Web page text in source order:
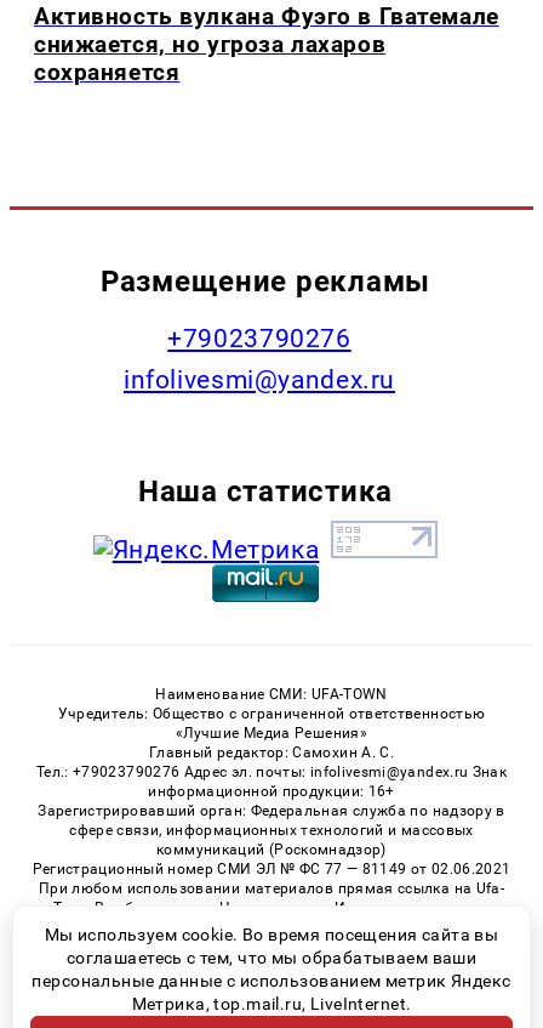
Активность вулкана Фуэго в Гватемале
снижается, но угроза лахаров
сохраняется
Размещение рекламы
+79023790276
infolivesmi@yandex.ru
Наша статистика
Наименование СМИ: UFA-TOWN
Учредитель: Общество с ограниченной ответственностью
«Лучшие Медиа Решения»
Главный редактор: Самохин А. С.
Тел.: +79023790276 Адрес эл. почты: infolivesmi@yandex.ru Знак
информационной продукции: 16+
Зарегистрировавший орган: Федеральная служба по надзору в
сфере связи, информационных технологий и массовых
коммуникаций (Роскомнадзор)
Регистрационный номер СМИ ЭЛ № ФС 77 — 81149 от 02.06.2021
При любом использовании материалов прямая ссылка на Ufa-
Town.Ru обязательна. Цитирование в Интернете возможно
только при наличии письменного разрешения.
© 2026 «Ufa-Town» | Все права защищены
Мы используем cookie. Во время посещения сайта вы
соглашаетесь с тем, что мы обрабатываем ваши
персональные данные с использованием метрик Яндекс
Метрика, top.mail.ru, LiveInternet.